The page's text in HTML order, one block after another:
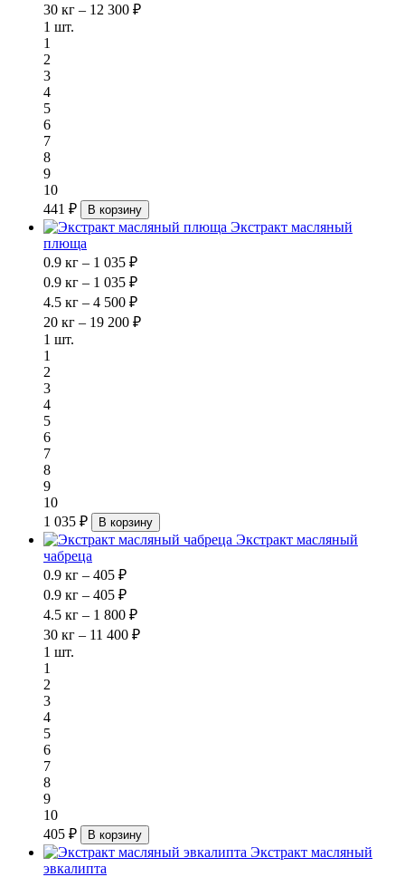
30 кг – 12 300 ₽
1 шт.
1
2
3
4
5
6
7
8
9
10
441 ₽
В корзину
Экстракт масляный
плюща
0.9 кг – 1 035 ₽
0.9 кг – 1 035 ₽
4.5 кг – 4 500 ₽
20 кг – 19 200 ₽
1 шт.
1
2
3
4
5
6
7
8
9
10
1 035 ₽
В корзину
Экстракт масляный
чабреца
0.9 кг – 405 ₽
0.9 кг – 405 ₽
4.5 кг – 1 800 ₽
30 кг – 11 400 ₽
1 шт.
1
2
3
4
5
6
7
8
9
10
405 ₽
В корзину
Экстракт масляный
эвкалипта